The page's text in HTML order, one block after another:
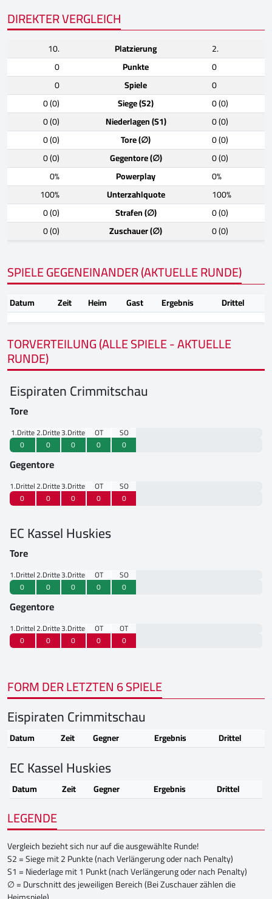
DIREKTER VERGLEICH
10. Platzierung
2.
0
Punkte
0
0
Spiele
0
0 (0)
Siege (S2)
0 (0)
0 (0)
Niederlagen (S1)
0 (0)
0 (0)
Tore (∅)
0 (0)
0 (0)
Gegentore (∅)
0 (0)
0%
Powerplay
0%
100%
Unterzahlquote
100%
0 (0)
Strafen (∅)
0 (0)
0 (0)
Zuschauer (∅) 0 (0)
SPIELE GEGENEINANDER (AKTUELLE RUNDE)
Datum Zeit Heim Gast Ergebnis Drittel
TORVERTEILUNG (ALLE SPIELE - AKTUELLE
RUNDE)
Eispiraten Crimmitschau
Tore
1.Drittel2.Drittel3.Drittel OT
SO
0
0 0 0 0
Gegentore
1.Drittel2.Drittel3.Drittel OT
SO
0
0 0 0 0
EC Kassel Huskies
Tore
1.Drittel2.Drittel3.Drittel OT
SO
0
0 0 0 0
Gegentore
1.Drittel2.Drittel3.Drittel OT
OT
0
0 0 0 0
FORM DER LETZTEN 6 SPIELE
Eispiraten Crimmitschau
Datum Zeit Gegner Ergebnis Drittel
EC Kassel Huskies
Datum Zeit Gegner Ergebnis Drittel
LEGENDE
Vergleich bezieht sich nur auf die ausgewählte Runde!
S2 = Siege mit 2 Punkte (nach Verlängerung oder nach Penalty)
S1 = Niederlage mit 1 Punkt (nach Verlängerung oder nach Penalty)
∅ = Durschnitt des jeweiligen Bereich (Bei Zuschauer zählen die